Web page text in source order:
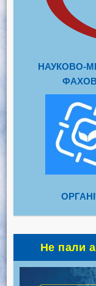
НАУКОВО-
Не пали